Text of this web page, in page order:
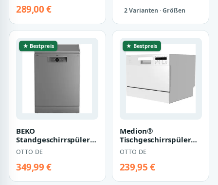
289,00 € 2 Varianten · Größen
★ Bestpreis
BEKO
Standgeschirrspüler
BDFN26430S, 14
Maßgedecke,
SteamGloss, Hygien…
OTTO DE
349,99 €
★ Bestpreis
Medion®
Tischgeschirrspüler
MD37496, 6
Maßgedecke,
mit/ohne
Wasseransc…
OTTO DE
239,95 €